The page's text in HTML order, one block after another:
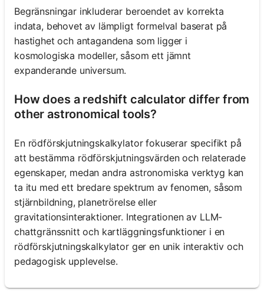
Begränsningar inkluderar beroendet av korrekta
indata, behovet av lämpligt formelval baserat på
hastighet och antagandena som ligger i
kosmologiska modeller, såsom ett jämnt
expanderande universum.
How does a redshift calculator differ from
other astronomical tools?
En rödförskjutningskalkylator fokuserar specifikt på
att bestämma rödförskjutningsvärden och relaterade
egenskaper, medan andra astronomiska verktyg kan
ta itu med ett bredare spektrum av fenomen, såsom
stjärnbildning, planetrörelse eller
gravitationsinteraktioner. Integrationen av LLM-
chattgränssnitt och kartläggningsfunktioner i en
rödförskjutningskalkylator ger en unik interaktiv och
pedagogisk upplevelse.